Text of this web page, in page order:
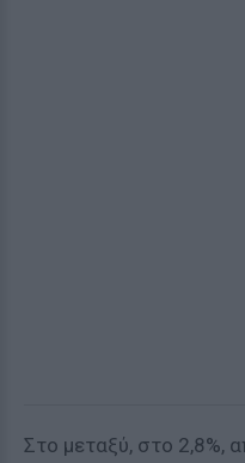
Στο μεταξύ, στο 2,8%,